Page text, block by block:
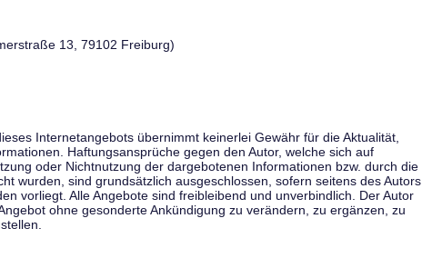
13, 79102 Freiburg)
Internetangebots übernimmt keinerlei Gewähr für die Aktualität,
Haftungsansprüche gegen den Autor, welche sich auf
oder Nichtnutzung der dargebotenen Informationen bzw. durch die
wurden, sind grundsätzlich ausgeschlossen, sofern seitens des Autors
vorliegt. Alle Angebote sind freibleibend und unverbindlich. Der Autor
ohne gesonderte Ankündigung zu verändern, zu ergänzen, zu